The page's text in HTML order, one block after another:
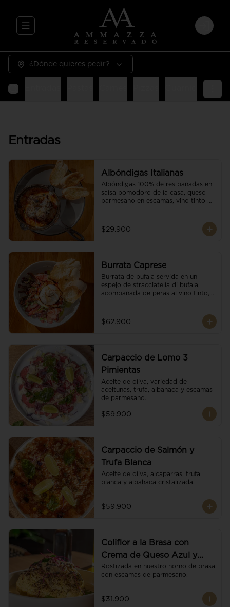
Abrir menu de navegación Login
¿Dónde quieres pedir?
Entradas
Albóndigas Italianas
Albóndigas 100% de res bañadas en
salsa pomodoro de la casa, queso
parmesano en escamas, vino tinto y
$29.900
Burrata Caprese
Burrata de bufala servida en un
espejo de stracciatella di bufala,
acompañada de peras al vino tinto,
pesto y reducción de balsámico.
$62.900
Carpaccio de Lomo 3
Pimientas
Aceite de oliva, variedad de
aceitunas, trufa, albahaca y escamas
de parmesano.
$59.900
Carpaccio de Salmón y
Trufa Blanca
Aceite de oliva, alcaparras, trufa
blanca y albahaca cristalizada.
$59.900
Coliflor a la Brasa con
Crema de Queso Azul y
Vino
Rostizada en nuestro horno de brasa
con escamas de parmesano.
$31.900